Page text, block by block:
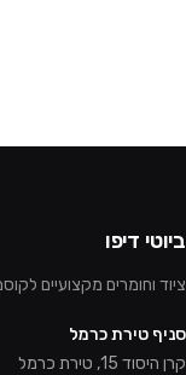
ביוטי דיפו
ציוד וחומרים מקצועיים
סניף טירת כרמל
קרן היסוד 15, טירת כרמל